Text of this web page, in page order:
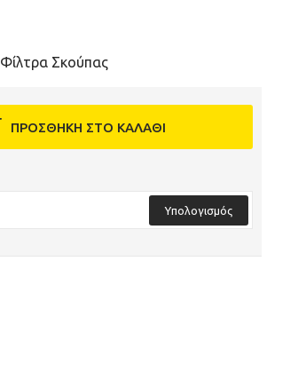
Φίλτρα Σκούπας
ΠΡΟΣΘΗΚΗ ΣΤΟ ΚΑΛΑΘΙ
Υπολογισμός